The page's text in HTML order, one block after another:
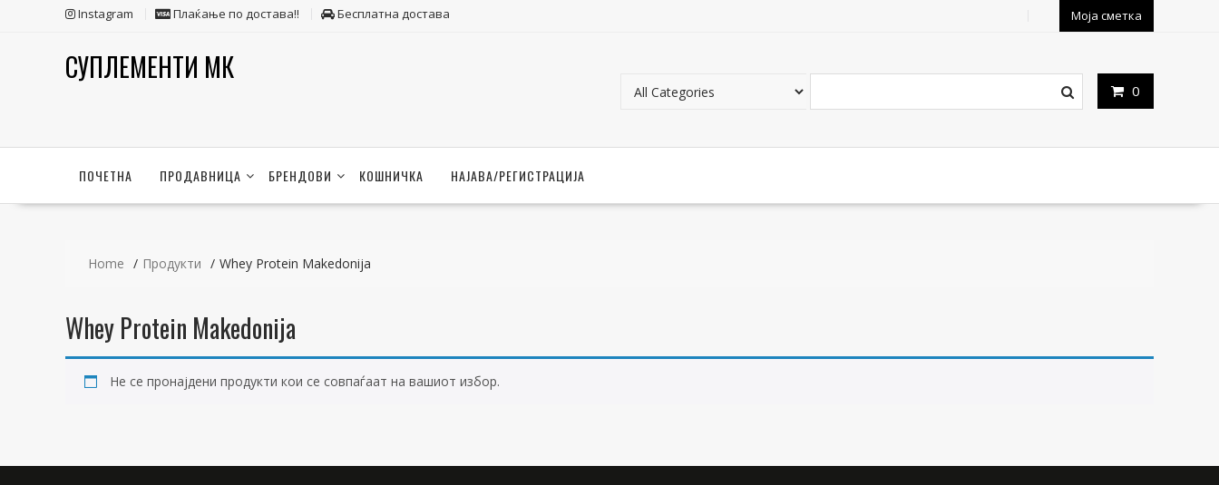
Instagram Плаќање по достава!! Бесплатна достава Моја сметка
СУПЛЕМЕНТИ МК
0
ПОЧЕТНА ПРОДАВНИЦА БРЕНДОВИ КОШНИЧКА НАЈАВА/РЕГИСТРАЦИЈА
Home Продукти Whey Protein Makedonija
Whey Protein Makedonija
Не се пронајдени продукти кои се совпаѓаат на вашиот избор.